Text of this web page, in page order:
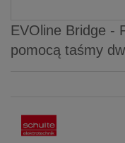
EVOline Bridge -
pomocą taśmy